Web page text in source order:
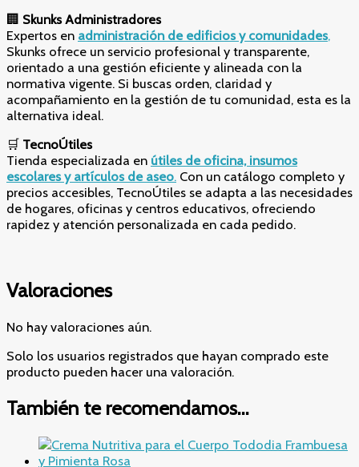
🏢 Skunks Administradores
Expertos en administración de edificios y comunidades,
Skunks ofrece un servicio profesional y transparente,
orientado a una gestión eficiente y alineada con la
normativa vigente. Si buscas orden, claridad y
acompañamiento en la gestión de tu comunidad, esta es la
alternativa ideal.
🛒 TecnoÚtiles
Tienda especializada en útiles de oficina, insumos
escolares y artículos de aseo. Con un catálogo completo y
precios accesibles, TecnoÚtiles se adapta a las necesidades
de hogares, oficinas y centros educativos, ofreciendo
rapidez y atención personalizada en cada pedido.
Valoraciones
No hay valoraciones aún.
Solo los usuarios registrados que hayan comprado este
producto pueden hacer una valoración.
También te recomendamos…